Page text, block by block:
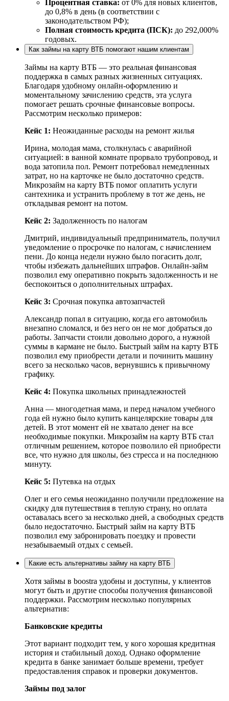
Процентная ставка: от 0% для новых клиентов,
до 0,8% в день (в соответствии с
законодательством РФ);
Полная стоимость кредита (ПСК): до 292,000%
годовых.
Как займы на карту ВТБ помогают нашим клиентам
Займы на карту ВТБ — это реальная финансовая
поддержка в самых разных жизненных ситуациях.
Благодаря удобному онлайн-оформлению и
моментальному зачислению средств, эта услуга
помогает решать срочные финансовые вопросы.
Рассмотрим несколько примеров:
Кейс 1: Неожиданные расходы на ремонт жилья
Ирина, молодая мама, столкнулась с аварийной
ситуацией: в ванной комнате прорвало трубопровод, и
вода затопила пол. Ремонт потребовал немедленных
затрат, но на карточке не было достаточно средств.
Микрозайм на карту ВТБ помог оплатить услуги
сантехника и устранить проблему в тот же день, не
откладывая ремонт на потом.
Кейс 2: Задолженность по налогам
Дмитрий, индивидуальный предприниматель, получил
уведомление о просрочке по налогам, с начислением
пени. До конца недели нужно было погасить долг,
чтобы избежать дальнейших штрафов. Онлайн-займ
позволил ему оперативно покрыть задолженность и не
беспокоиться о дополнительных штрафах.
Кейс 3: Срочная покупка автозапчастей
Александр попал в ситуацию, когда его автомобиль
внезапно сломался, и без него он не мог добраться до
работы. Запчасти стоили довольно дорого, а нужной
суммы в кармане не было. Быстрый займ на карту ВТБ
позволил ему приобрести детали и починить машину
всего за несколько часов, вернувшись к привычному
графику.
Кейс 4: Покупка школьных принадлежностей
Анна — многодетная мама, и перед началом учебного
года ей нужно было купить канцелярские товары для
детей. В этот момент ей не хватало денег на все
необходимые покупки. Микрозайм на карту ВТБ стал
отличным решением, которое позволило ей приобрести
все, что нужно для школы, без стресса и на последнюю
минуту.
Кейс 5: Путевка на отдых
Олег и его семья неожиданно получили предложение на
скидку для путешествия в теплую страну, но оплата
оставалась всего за несколько дней, а свободных средств
было недостаточно. Быстрый займ на карту ВТБ
позволил ему забронировать поездку и провести
незабываемый отдых с семьей.
Какие есть альтернативы займу на карту ВТБ
Хотя займы в boostra удобны и доступны, у клиентов
могут быть и другие способы получения финансовой
поддержки. Рассмотрим несколько популярных
альтернатив:
Банковские кредиты
Этот вариант подходит тем, у кого хорошая кредитная
история и стабильный доход. Однако оформление
кредита в банке занимает больше времени, требует
предоставления справок и проверки документов.
Займы под залог